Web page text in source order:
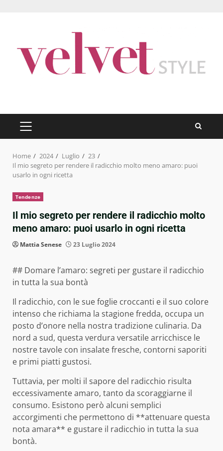
PRIMARY
MENU
Home 2024 Luglio
23
Il mio segreto per rendere il radicchio molto meno amaro: puoi
usarlo in ogni ricetta
Tendenze
Il mio segreto per rendere il radicchio molto
meno amaro: puoi usarlo in ogni ricetta
Mattia Senese 23 Luglio 2024
## Domare l’amaro: segreti per gustare il radicchio
in tutta la sua bontà
Il radicchio, con le sue foglie croccanti e il suo colore
intenso che richiama la stagione fredda, occupa un
posto d’onore nella nostra tradizione culinaria. Da
nord a sud, questa verdura versatile arricchisce le
nostre tavole con insalate fresche, contorni saporiti
e primi piatti gustosi.
Tuttavia, per molti il sapore del radicchio risulta
eccessivamente amaro, tanto da scoraggiarne il
consumo. Esistono però alcuni semplici
accorgimenti che permettono di **attenuare questa
nota amara** e gustare il radicchio in tutta la sua
bontà.